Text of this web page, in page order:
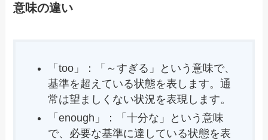
意味の違い
「too」：「～すぎる」という意味で、
基準を超えている状態を表します。通
常は望ましくない状況を表現します。
「enough」：「十分な」という意味
で、必要な基準に達している状態を表